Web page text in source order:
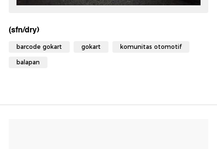
(sfn/dry)
barcode gokart gokart komunitas otomotif
balapan